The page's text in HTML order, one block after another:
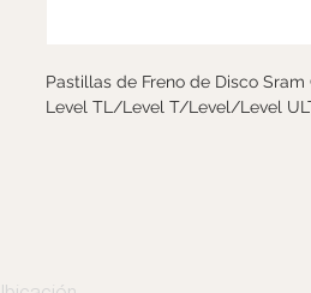
Pastillas de Freno de Disco
Level TL/Level T/Level/Level